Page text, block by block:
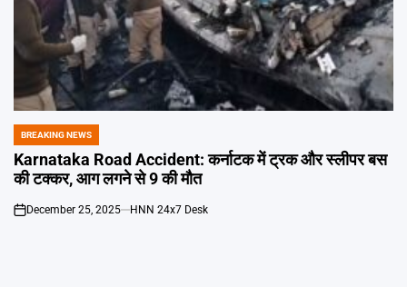
POSTED
IN
BREAKING NEWS
Karnataka Road Accident: कर्नाटक में ट्रक और स्लीपर बस
की टक्कर, आग लगने से 9 की मौत
on
December 25, 2025 HNN 24x7 Desk